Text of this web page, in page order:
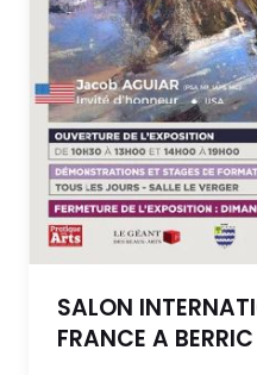
SALON
FRANCE A